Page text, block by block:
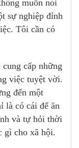
muốn nói
sự nghiệp đỉnh
Tôi cần có
cấp những
việc tuyệt vời.
đến một
là có cái để ăn
và tự hỏi thời
gì cho xã hội.